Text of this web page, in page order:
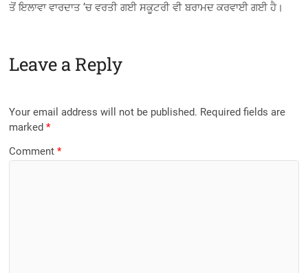
ਤੋਂ ਇਲਾਵਾ ਵਾਰਦਾਤ ’ਚ ਵਰਤੀ ਗਈ ਸਕੂਟਰੀ ਵੀ ਬਰਾਮਦ ਕਰਵਾਈ ਗਈ ਹੈ।
Leave a Reply
Your email address will not be published. Required fields are
marked*
Comment*